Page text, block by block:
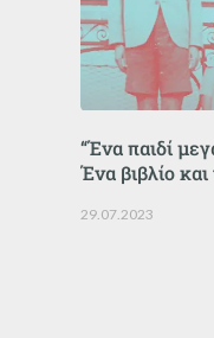
“Ένα παιδί
Ένα βιβλίο
29.07.2023